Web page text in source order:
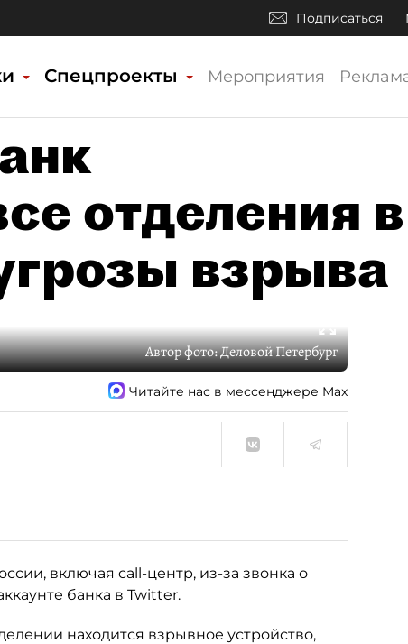
Подписаться
Спецпроекты Мероприятия
отделения в
взрыва
Автор фото:Деловой Петербург
Читайте нас в мессенджере Max
включая call-центр, из-за звонка о
банка в Twitter.
находится взрывное устройство,